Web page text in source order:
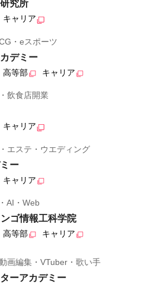
究所
キャリア
・eスポーツ
デミー
高等部 キャリア
飲食店開業
キャリア
エステ・ウエディング
ー
キャリア
AI・Web
ゴ情報工科学院
高等部 キャリア
画編集・VTuber・歌い手
ーアカデミー